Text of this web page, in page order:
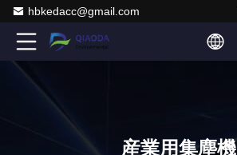
hbkedacc@gmail.com
産業用集塵機